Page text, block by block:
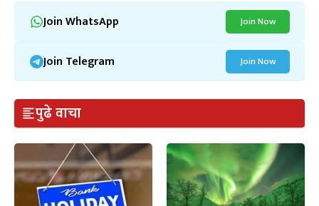
Join WhatsApp Join Now
Join Telegram Join Now
पुढे वाचा